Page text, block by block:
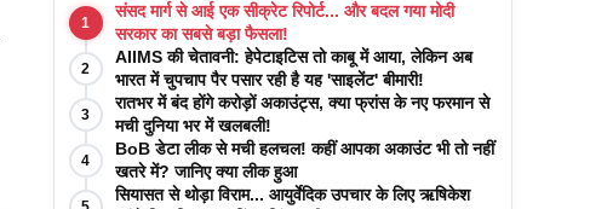
1
संसद मार्ग से आई एक सीक्रेट रिपोर्ट... और बदल गया मोदी
सरकार का सबसे बड़ा फैसला!
2
AIIMS की चेतावनी: हेपेटाइटिस तो काबू में आया, लेकिन अब
भारत में चुपचाप पैर पसार रही है यह 'साइलेंट' बीमारी!
3
रातभर में बंद होंगे करोड़ों अकाउंट्स, क्या फ्रांस के नए फरमान से
मची दुनिया भर में खलबली!
4
BoB डेटा लीक से मची हलचल! कहीं आपका अकाउंट भी तो नहीं
खतरे में? जानिए क्या लीक हुआ
सियासत से थोड़ा विराम... आयुर्वेदिक उपचार के लिए ऋषिकेश